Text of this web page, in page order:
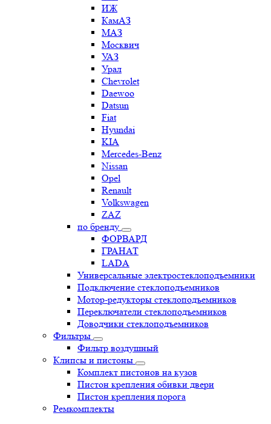
ИЖ
КамАЗ
МАЗ
Москвич
УАЗ
Урал
Chevrolet
Daewoo
Datsun
Fiat
Hyundai
KIA
Mercedes-Benz
Nissan
Opel
Renault
Volkswagen
ZAZ
по бренду
ФОРВАРД
ГРАНАТ
LADA
Универсальные электростеклоподъемники
Подключение стеклоподъемников
Мотор-редукторы стеклоподъемников
Переключатели стеклоподъемников
Доводчики стеклоподъемников
Фильтры
Фильтр воздушный
Клипсы и пистоны
Комплект пистонов на кузов
Пистон крепления обивки двери
Пистон крепления порога
Ремкомплекты